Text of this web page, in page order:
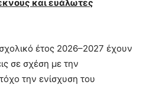
και ευάλωτες
έτος 2026–2027 έχουν
σε σχέση με την
την ενίσχυση του